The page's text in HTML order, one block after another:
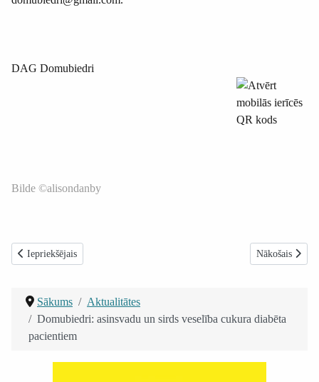
DAG Domubiedri
Bilde ©alisondanby
Iepriekšējais raksts: Aicina pieteikt brīvprātīgos, NVO un pašvaldības
Iepriekšējais Nākamais
Nākošais
Sākums
Aktualitātes
Domubiedri: asinsvadu un sirds veselība cukura diabēta
pacientiem